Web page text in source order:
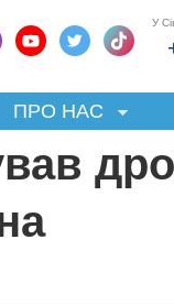
У
ПРО НАС